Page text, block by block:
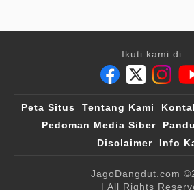
Ikuti kami di:
Peta Situs Tentang Kami
Pedoman Media Siber
Disclaimer
Info
JagoDangdut.com
| All Rights